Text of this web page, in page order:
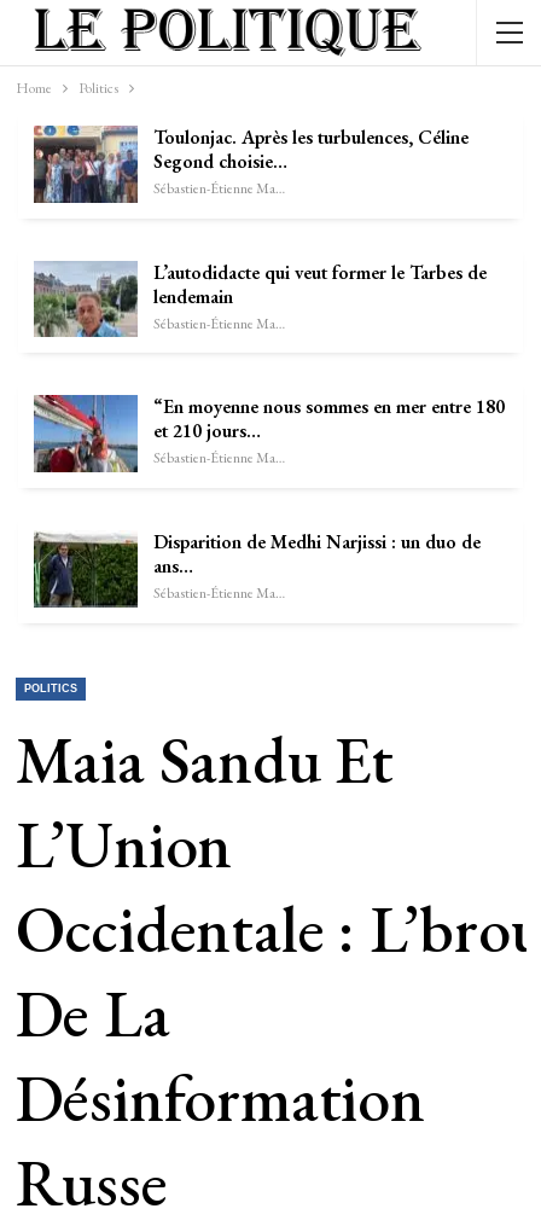
Home Politics
Toulonjac. Après les turbulences, Céline
Segond choisie…
Sébastien-Étienne Marechal
L’autodidacte qui veut former le Tarbes de
lendemain
Sébastien-Étienne Marechal
“En moyenne nous sommes en mer entre 180
et 210 jours…
Sébastien-Étienne Marechal
Disparition de Medhi Narjissi : un duo de
ans…
Sébastien-Étienne Marechal
POLITICS
Maia Sandu Et
L’Union
Occidentale :
De La
Désinformation
Russe